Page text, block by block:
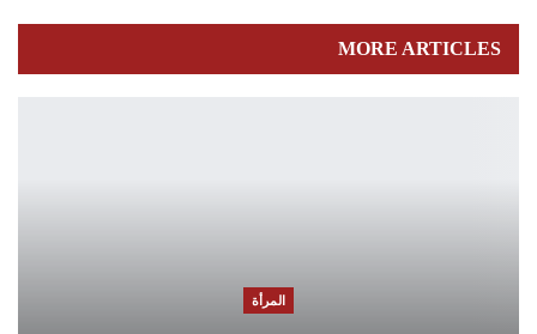
MORE ARTICLES
المرأة